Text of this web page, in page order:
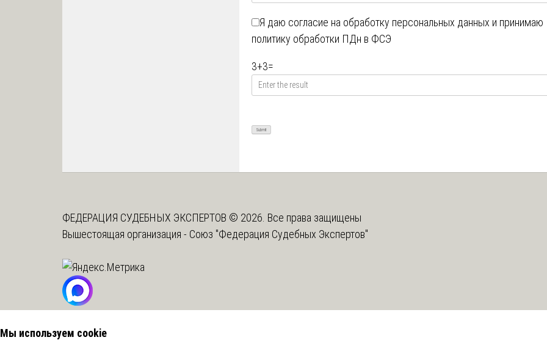
Я даю согласие на обработку персональных данных и принимаю
политику обработки ПДн в ФСЭ
3+3=
ФЕДЕРАЦИЯ СУДЕБНЫХ ЭКСПЕРТОВ © 2026. Все права защищены
Вышестоящая организация - Союз "Федерация Судебных Экспертов"
Мы используем cookie